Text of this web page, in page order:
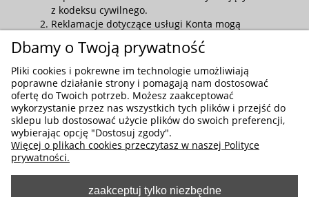
z kodeksu cywilnego.
Reklamacje dotyczące usługi Konta mogą
być składane Sprzedawcy zgodnie z
procedurą przewidzianą w Rozdziale 9.
punkt 3-5 Regulaminu Sklepu.
W razie niezadowolenia ze sposobu
załatwienia reklamacji przez Sprzedawcę,
istnieje też możliwość skorzystania z
pozasądowych sposobów rozpatrywania
reklamacji i dochodzenia roszczeń, zgodnie
z procedurą opisaną w Rozdziale 9. punkt 6-
7 Regulaminu Sklepu.
Dbamy o Twoją prywatność
Pliki cookies i pokrewne im technologie umożliwiają
poprawne działanie strony i pomagają nam dostosować
ofertę do Twoich potrzeb. Możesz zaakceptować
wykorzystanie przez nas wszystkich tych plików i przejść do
sklepu lub dostosować użycie plików do swoich preferencji,
wybierając opcję "Dostosuj zgody".
Więcej o plikach cookies przeczytasz w naszej Polityce
prywatności.
zaakceptuj tylko niezbędne